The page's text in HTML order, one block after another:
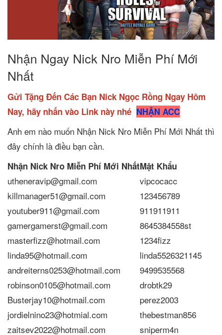
Nhận Ngay Nick Nro Miễn Phí Mới
Nhất
Gửi Tặng Đến Các Bạn Nick Ngọc Rồng Ngay Hôm
Nay, hãy nhấn vào Link này nhé NHẬN ACC
Anh em nào muốn Nhận Nick Nro Miễn Phí Mới Nhất thì
đây chính là điều bạn cần.
Nhận Nick Nro Miễn Phí Mới NhấtMật Khẩu
utheneravip@gmail.com
vipcocacc
killmanager51@gmail.com
123456789
youtuber911@gmail.com
911911911
gamergamerst@gmail.com
8645384558st
masterfizz@hotmail.com
1234fizz
linda95@hotmail.com
linda5526321145
andreiterns0253@hotmail.com
9499535568
robinson0105@hotmail.com
drobtk29
Busterjay10@hotmail.com
perez2003
jordielnino23@hotmial.com
thebestman856
zaitsev2022@hotmail.com
sniperm4n